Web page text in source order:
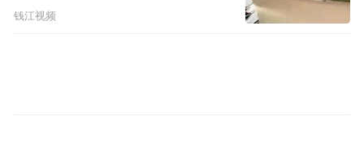
细菌培养结果提示生长科氏葡萄球菌，怀疑
钱江视频